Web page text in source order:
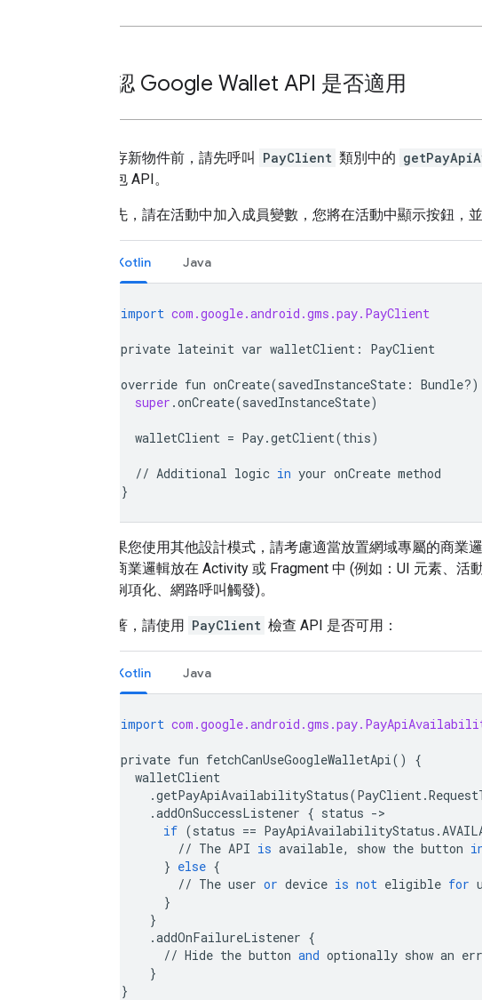
確認 Google Wallet API 是否適用
儲存新物件前，請先呼叫 PayClient 類別中的
錢包 API。
首先，請在活動中加入成員變數，您將在活動中顯示按鈕，
Kotlin Java
import com.google.android.gms.pay.PayClient
private lateinit var walletClient : PayClient
override fun onCreate(savedInstanceState : Bundle?)
super .onCreate(savedInstanceState)
walletClient = Pay.getClient(this)
// Additional logic in your onCreate method
}
如果您使用其他設計模式，請考慮適當放置網域專屬的商
的商業邏輯放在 Activity 或 Fragment 中 (例如：UI 元素、
端例項化、網路呼叫觸發)。
接著，請使用 PayClient 檢查 API 是否可用：
Kotlin Java
import
private fun fetchCanUseGoogleWalletApi()
{
walletClient
.getPayApiAvailabilityStatus(PayClient.
.addOnSuccessListener { status ->
if (status == PayApiAvailabilityStatus .
// The API is available, show the button
} else {
// The user or device is not eligible for
}
}
.addOnFailureListener {
// Hide the button and optionally show an
}
}